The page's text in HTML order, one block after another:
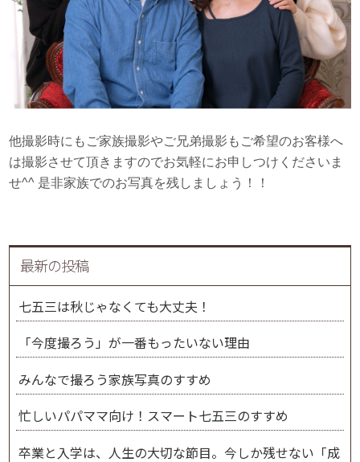
他撮影時にもご家族撮影やご兄弟撮影もご希望のお客様へ
は撮影させて頂きますのでお気軽にお申しつけくださいま
せ^^ 是非家族でのお写真を残しましょう！！
最新の投稿
七五三は秋じゃなくても大丈夫！
「今度撮ろう」が一番もったいない理由
みんなで撮ろう家族写真のすすめ
忙しいパパママ向け！スマート七五三のすすめ
卒業と入学は、人生の大切な節目。今しか残せない「成